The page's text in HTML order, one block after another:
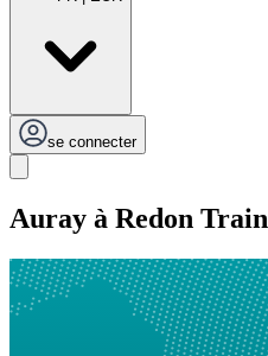
se connecter
Auray à Redon Train